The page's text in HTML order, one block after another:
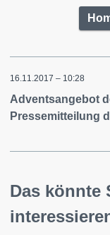
16.11.2017 – 10:28
Adventsangebot
Pressemitteilung
Das könnte